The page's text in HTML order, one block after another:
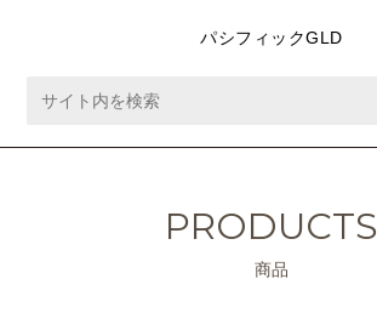
パシフィックGLD
PRODUCTS
商品